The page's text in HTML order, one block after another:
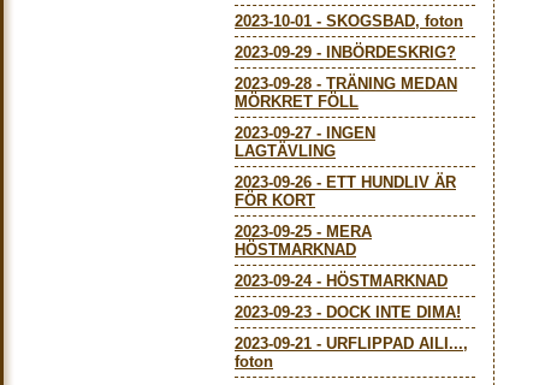
2023-10-01 - SKOGSBAD, foton
2023-09-29 -
INBÖRDESKRIG?
2023-09-28 - TRÄNING MEDAN
MÖRKRET FÖLL
2023-09-27 -
INGEN
LAGTÄVLING
2023-09-26 - ETT HUNDLIV ÄR
FÖR KORT
2023-09-25 - MERA
HÖSTMARKNAD
2023-09-24- HÖSTMARKNAD
2023-09-23 - DOCK INTE DIMA!
2023-09-21 - URFLIPPAD AILI...,
foton